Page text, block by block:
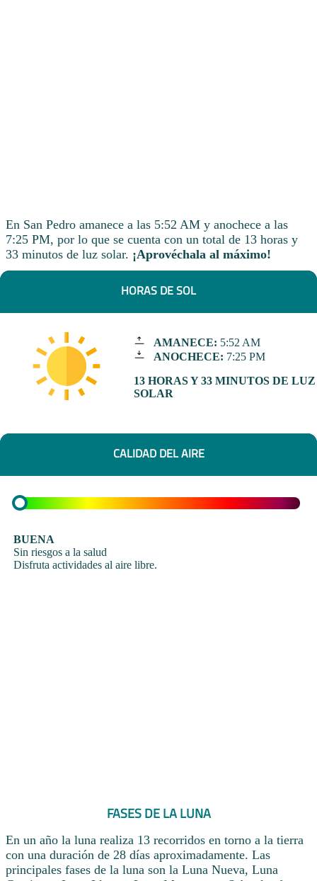
En San Pedro amanece a las 5:52 AM y anochece a las
7:25 PM, por lo que se cuenta con un total de 13 horas y
33 minutos de luz solar. ¡Aprovéchala al máximo!
HORAS DE SOL
AMANECE: 5:52 AM
ANOCHECE: 7:25 PM
13 HORAS Y 33 MINUTOS DE LUZ
SOLAR
CALIDAD DEL AIRE
BUENA
Sin riesgos a la salud
Disfruta actividades al aire libre.
FASES DE LA LUNA
En un año la luna realiza 13 recorridos en torno a la tierra
con una duración de 28 días aproximadamente. Las
principales fases de la luna son la Luna Nueva, Luna